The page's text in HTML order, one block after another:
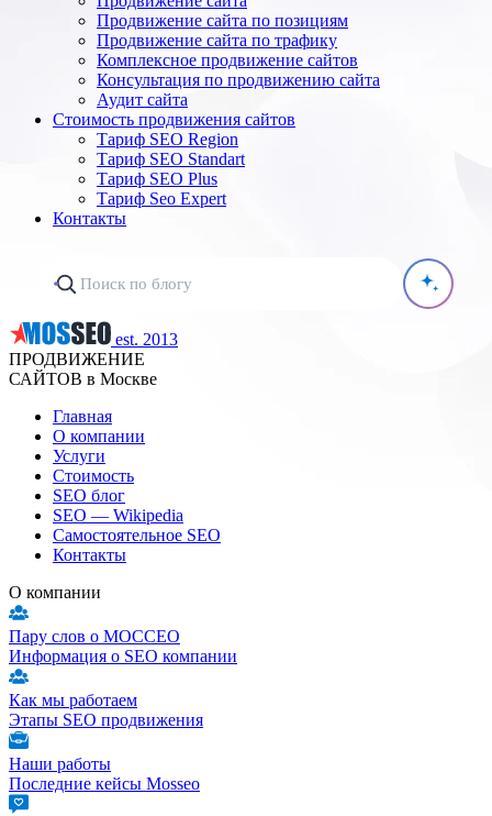
Продвижение сайта по позициям
Продвижение сайта по трафику
Комплексное продвижение сайтов
Консультация по продвижению сайта
Аудит сайта
Стоимость продвижения сайтов
Тариф SEO Region
Тариф SEO Standart
Тариф SEO Plus
Тариф Seo Expert
Контакты
est. 2013
ПРОДВИЖЕНИЕ
САЙТОВ в Москве
Главная
О компании
Услуги
Стоимость
SEO блог
SEO — Wikipedia
Самостоятельное SEO
Контакты
О компании
Пару слов о МОССЕО
Информация о SEO компании
Как мы работаем
Этапы SEO продвижения
Наши работы
Последние кейсы Mosseo